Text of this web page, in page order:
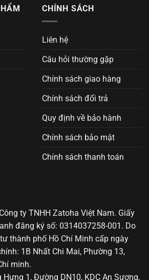
CHÍNH SÁCH
Liên hệ
Câu hỏi thường gặp
Chính sách giao hàng
Chính sách đổi trả
Quy định về bảo hành
Chính sách bảo mật
Chính sách thanh toán
ty TNHH Zatoha Việt Nam. Giấy
đăng ký số: 0314037258-001. Do
thành phố Hồ Chí Minh cấp ngày
1B Nhất Chi Mai, Phường 13,
minh.
Hưng 1, Đường DN10, KDC An Sương,